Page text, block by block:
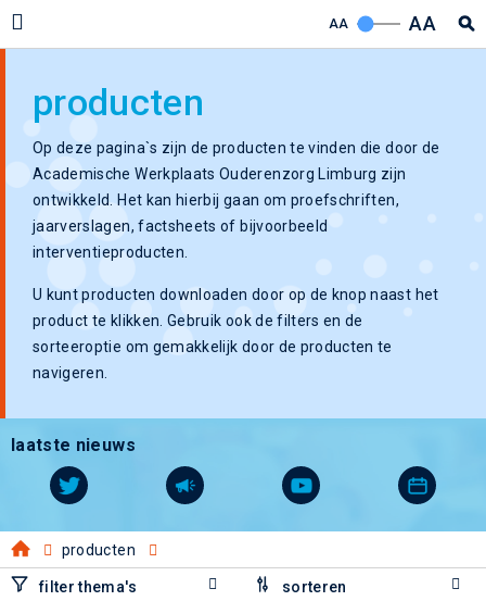
AA AA
producten
Op deze pagina`s zijn de producten te vinden die door de
Academische Werkplaats Ouderenzorg Limburg zijn
ontwikkeld. Het kan hierbij gaan om proefschriften,
jaarverslagen, factsheets of bijvoorbeeld
interventieproducten.
U kunt producten downloaden door op de knop naast het
product te klikken. Gebruik ook de filters en de
sorteeroptie om gemakkelijk door de producten te
navigeren.
laatste nieuws
producten
filter thema's sorteren